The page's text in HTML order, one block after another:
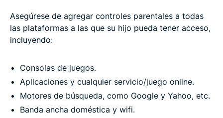
Asegúrese de agregar controles parentales a todas
las plataformas a las que su hijo pueda tener acceso,
incluyendo:
Consolas de juegos.
Aplicaciones y cualquier servicio/juego online.
Motores de búsqueda, como Google y Yahoo, etc.
Banda ancha doméstica y wifi.